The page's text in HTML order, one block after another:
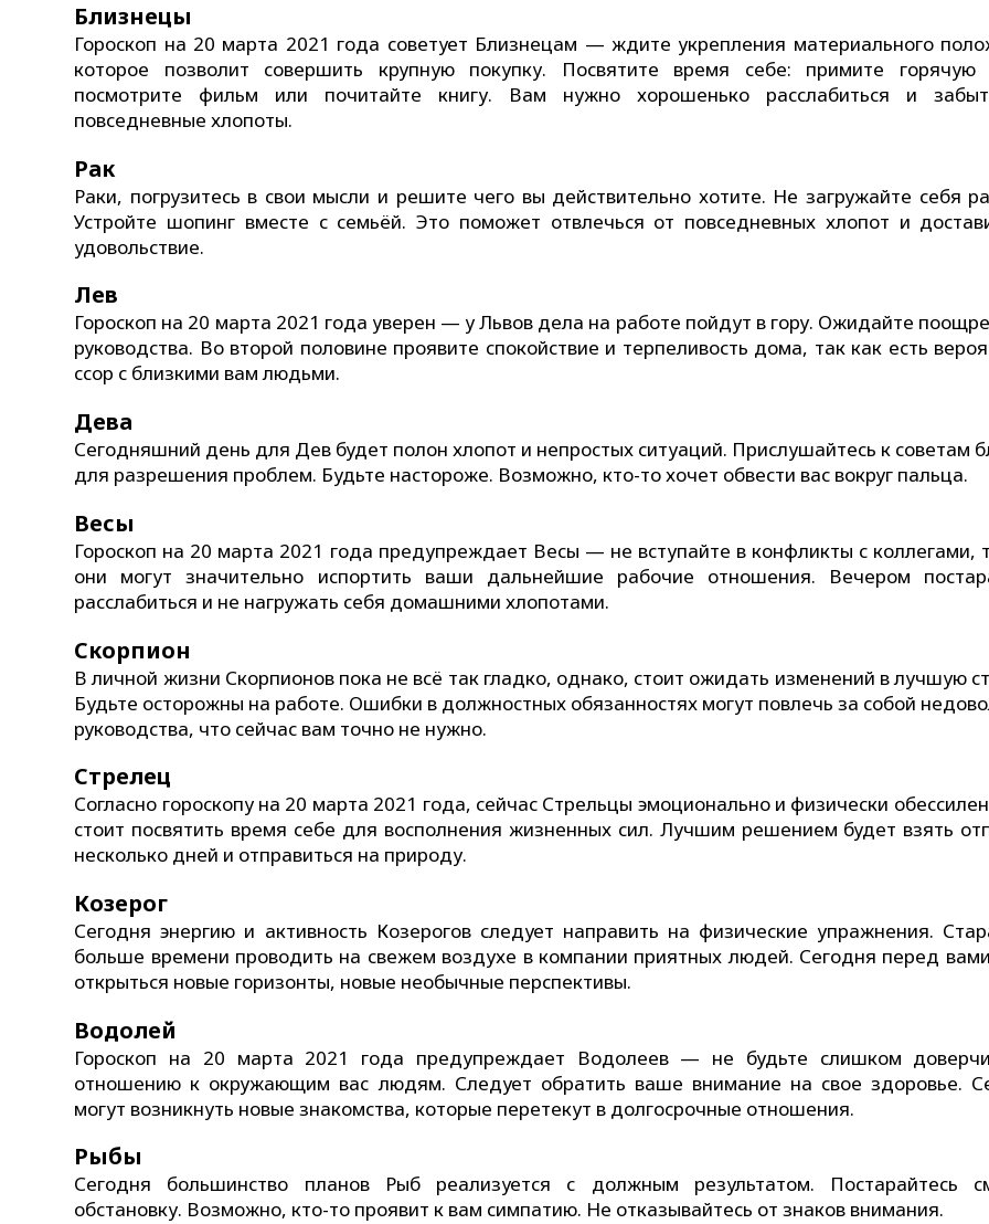
Близнецы
Гороскоп на 20 марта 2021 года советует Близнецам — ждите укрепления материального
которое позволит совершить крупную покупку. Посвятите время себе: примите горячую
посмотрите фильм или почитайте книгу. Вам нужно хорошенько расслабиться и
повседневные хлопоты.
Рак
Раки, погрузитесь в свои мысли и решите чего вы действительно хотите. Не загружайте себя
Устройте шопинг вместе с семьёй. Это поможет отвлечься от повседневных хлопот и
удовольствие.
Лев
Гороскоп на 20 марта 2021 года уверен — у Львов дела на работе пойдут в гору. Ожидайте
руководства. Во второй половине проявите спокойствие и терпеливость дома, так как есть
ссор с близкими вам людьми.
Дева
Сегодняшний день для Дев будет полон хлопот и непростых ситуаций. Прислушайтесь к советам
для разрешения проблем. Будьте настороже. Возможно, кто-то хочет обвести вас вокруг пальца.
Весы
Гороскоп на 20 марта 2021 года предупреждает Весы — не вступайте в конфликты с коллегами,
они могут значительно испортить ваши дальнейшие рабочие отношения. Вечером
расслабиться и не нагружать себя домашними хлопотами.
Скорпион
В личной жизни Скорпионов пока не всё так гладко, однако, стоит ожидать изменений в лучшую
Будьте осторожны на работе. Ошибки в должностных обязанностях могут повлечь за собой
руководства, что сейчас вам точно не нужно.
Стрелец
Согласно гороскопу на 20 марта 2021 года, сейчас Стрельцы эмоционально и физически
стоит посвятить время себе для восполнения жизненных сил. Лучшим решением будет взять
несколько дней и отправиться на природу.
Козерог
Сегодня энергию и активность Козерогов следует направить на физические упражнения.
больше времени проводить на свежем воздухе в компании приятных людей. Сегодня перед
открыться новые горизонты, новые необычные перспективы.
Водолей
Гороскоп на 20 марта 2021 года предупреждает Водолеев — не будьте слишком
отношению к окружающим вас людям. Следует обратить ваше внимание на свое здоровье.
могут возникнуть новые знакомства, которые перетекут в долгосрочные отношения.
Рыбы
Сегодня большинство планов Рыб реализуется с должным результатом. Постарайтесь
обстановку. Возможно, кто-то проявит к вам симпатию. Не отказывайтесь от знаков внимания.